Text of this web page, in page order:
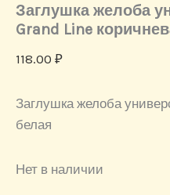
Заглушка желоба
Grand Line
118.00 ₽
Заглушка желоба
белая
Нет в наличии